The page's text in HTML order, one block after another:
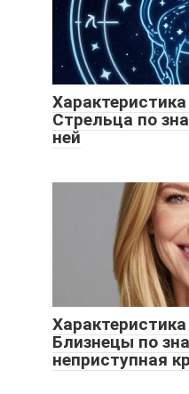
Стрельца по
ней
Близнецы по
неприступная